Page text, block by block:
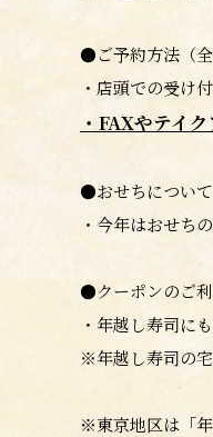
●ご予約方法（全
・店頭での受け
・FAXやテイ
●おせちについて
・今年はおせち
●クーポンのご
・年越し寿司に
※年越し寿司の
※東京地区は「